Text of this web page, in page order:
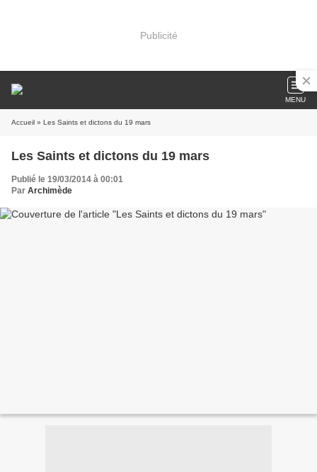
Publicité
MENU
Accueil » Les Saints et dictons du 19 mars
Les Saints et dictons du 19 mars
Publié le 19/03/2014 à 00:01
Par Archimède